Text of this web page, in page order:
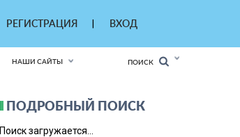
РЕГИСТРАЦИЯ ВХОД
НАШИ САЙТЫ ПОИСК
ПОДРОБНЫЙ ПОИСК
Поиск загружается...